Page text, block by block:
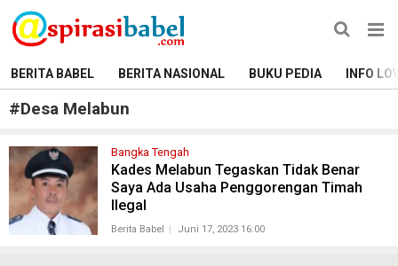
BERITA BABEL BERITA NASIONAL BUKU PEDIA INFO
#Desa Melabun
Bangka Tengah
Kades Melabun Tegaskan Tidak Benar
Saya Ada Usaha Penggorengan Timah
Ilegal
Berita Babel Juni 17, 2023 16:00